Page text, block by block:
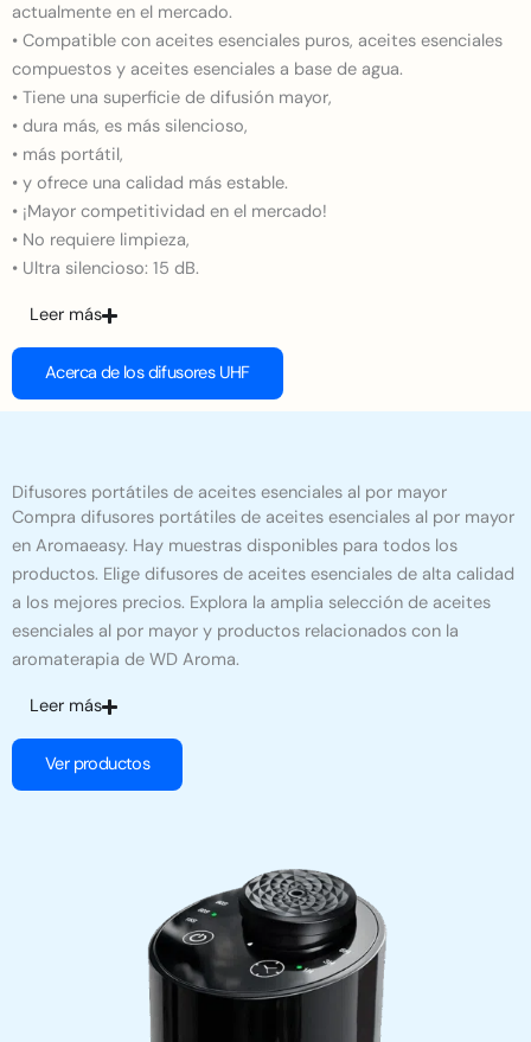
actualmente en el mercado.
• Compatible con aceites esenciales puros, aceites esenciales
compuestos y aceites esenciales a base de agua.
• Tiene una superficie de difusión mayor,
• dura más, es más silencioso,
• más portátil,
• y ofrece una calidad más estable.
• ¡Mayor competitividad en el mercado!
• No requiere limpieza,
• Ultra silencioso: 15 dB.
Leer más
Acerca de los difusores UHF
Difusores portátiles de aceites esenciales al por mayor
Compra difusores portátiles de aceites esenciales al por mayor
en Aromaeasy. Hay muestras disponibles para todos los
productos. Elige difusores de aceites esenciales de alta calidad
a los mejores precios. Explora la amplia selección de aceites
esenciales al por mayor y productos relacionados con la
aromaterapia de WD Aroma.
Leer más
Ver productos